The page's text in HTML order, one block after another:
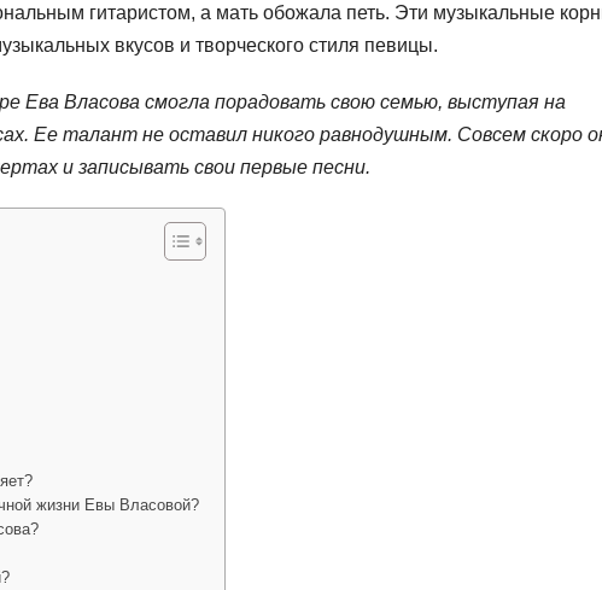
гитаристом, а мать обожала петь. Эти музыкальные
вкусов и творческого стиля певицы.
Ева Власова смогла порадовать свою семью, выступая на
Ее талант не оставил никого равнодушным. Совсем скоро
и записывать свои первые песни.
жизни Евы Власовой?